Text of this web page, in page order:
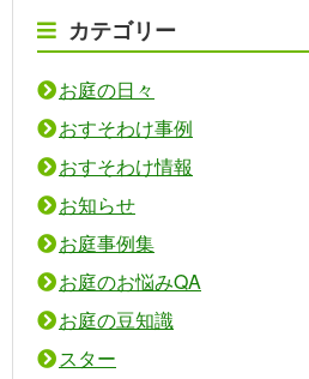
カテゴリー
お庭の日々
おすそわけ事例
おすそわけ情報
お知らせ
お庭事例集
お庭のお悩みQA
お庭の豆知識
スター